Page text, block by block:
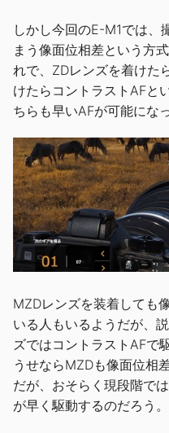
しかし今回のE-M1では、
まう像面位相差という方
れで、ZDレンズを着けた
けたらコントラストAFと
ちらも早いAFが可能になっ
MZDレンズを装着しても
いる人もいるようだが、
ズではコントラストAFで
うせならMZDも像面位相
だが、おそらく現段階で
が早く駆動するのだろう。